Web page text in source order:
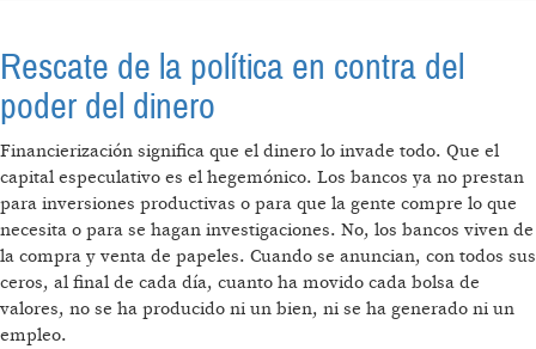
Rescate de la política en contra del
poder del dinero
Financierización significa que el dinero lo invade todo. Que el
capital especulativo es el hegemónico. Los bancos ya no prestan
para inversiones productivas o para que la gente compre lo que
necesita o para se hagan investigaciones. No, los bancos viven de
la compra y venta de papeles. Cuando se anuncian, con todos sus
ceros, al final de cada día, cuanto ha movido cada bolsa de
valores, no se ha producido ni un bien, ni se ha generado ni un
empleo.